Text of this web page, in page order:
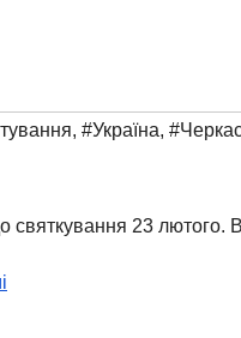
, #Україна,
23 лютого.